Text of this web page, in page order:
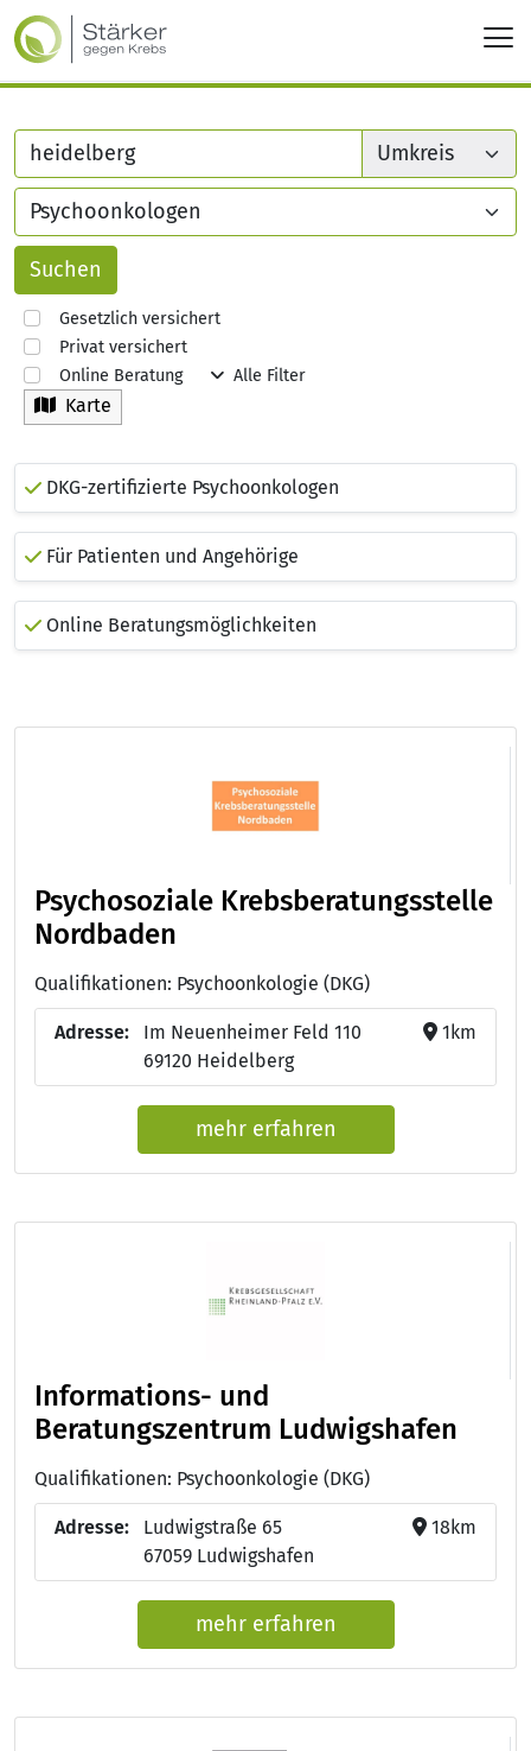
Gesetzlich versichert
Privat versichert
Online Beratung
Alle Filter
Karte
DKG-zertifizierte Psychoonkologen
Für Patienten und Angehörige
Online Beratungsmöglichkeiten
Psychosoziale Krebsberatungsstelle
Nordbaden
Qualifikationen: Psychoonkologie (DKG)
Adresse:
Im Neuenheimer Feld 110
69120 Heidelberg
1km
mehr erfahren
Informations- und
Beratungszentrum Ludwigshafen
Qualifikationen: Psychoonkologie (DKG)
Adresse:
Ludwigstraße 65
67059 Ludwigshafen
18km
mehr erfahren